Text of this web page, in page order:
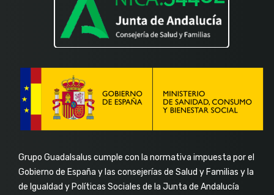
Grupo Guadalsalus cumple con la normativa impuesta por el
Gobierno de España y las consejerías de Salud y Familias y la
de Igualdad y Políticas Sociales de la Junta de Andalucía